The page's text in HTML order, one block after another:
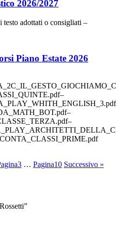
2026/2027
adottati o consigliati –
Piano Estate 2026
3 … Pagina10 Successivo »